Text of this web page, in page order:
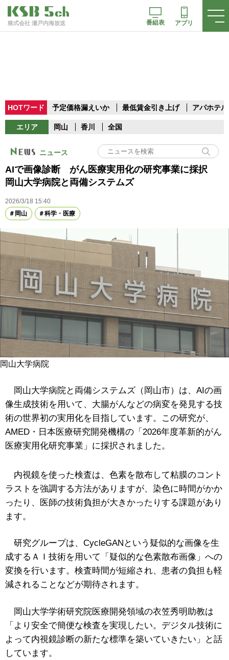
株式会社 瀬戸内海放送 番組表 アプリ
HOTワード 予定価格漏えいか 最低賃金引き上げ アパホテル
エリア 岡山 香川 全国
ニュース
AIで画像診断 がん医療実用化の研究事業に採択
岡山大学病院と両備システムズ
2026/3/18 15:40
岡山
科学・医療
岡山大学病院
岡山大学病院と両備システムズ（岡山市）は、AIの画
像生成技術を用いて、大腸がんなどの病変を発見する技
術の世界初の実用化を目指しています。この研究が、
AMED・日本医療研究開発機構の「2026年度革新的がん
医療実用化研究事業」に採択されました。
内視鏡を使った検査は、色素を散布して粘膜のコント
ラストを強調する方法がありますが、染色に時間がかか
ったり、医師の技術負担が大きかったりする課題があり
ます。
研究グループは、CycleGANという疑似的な画像を生
成するＡＩ技術を用いて「疑似的な色素散布画像」への
変換を行います。検査時間が短縮され、患者の負担も軽
減されることなどが期待されます。
岡山大学学術研究院医療開発領域の衣笠秀明助教は
「より安全で簡便な検査を実現したい。デジタル技術に
よって内視鏡診断の新たな標準を築いていきたい」と話
しています。